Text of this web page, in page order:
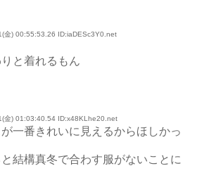
金) 00:55:53.26 ID:iaDESc3Y0.net
と着れるもん
金) 01:03:40.54 ID:x48KLhe20.net
一番きれいに見えるからほしかっ
結構真冬で合わす服がないことに